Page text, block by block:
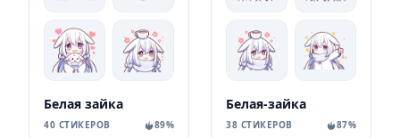
Белая зайка
40 СТИКЕРОВ 89%
Белая-зайка
38 СТИКЕРОВ 87%